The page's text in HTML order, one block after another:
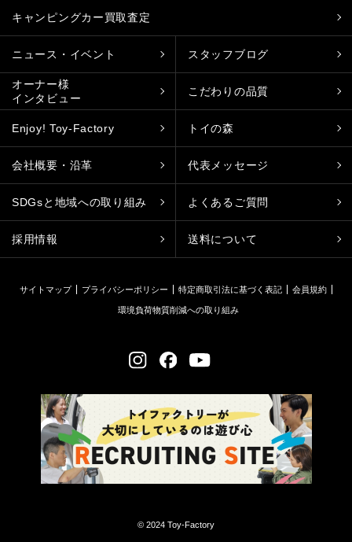
キャンピングカー買取査定
ニュース・イベント スタッフブログ
オーナー様
インタビュー
こだわりの品質
Enjoy! Toy-Factory トイの森
会社概要・沿革 代表メッセージ
SDGsと地域への取り組み よくあるご質問
採用情報 送料について
© 2024 Toy-Factory
サイトマップ プライバシーポリシー 特定商取引法に基づく表記 会員規約
環境負荷物質削減への取り組み